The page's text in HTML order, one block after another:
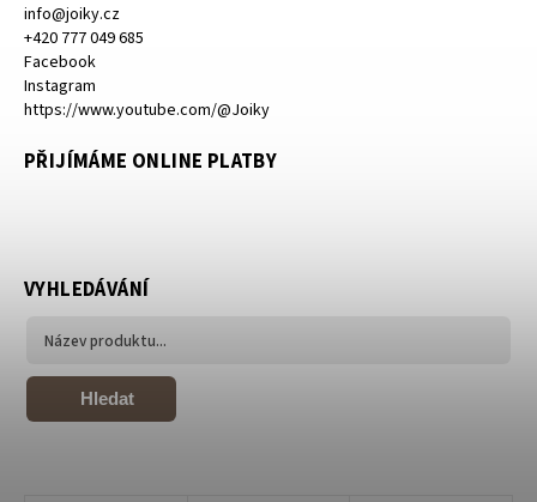
info@joiky.cz
+420 777 049 685
Facebook
Instagram
https://www.youtube.com/@Joiky
PŘIJÍMÁME ONLINE PLATBY
VYHLEDÁVÁNÍ
Hledat